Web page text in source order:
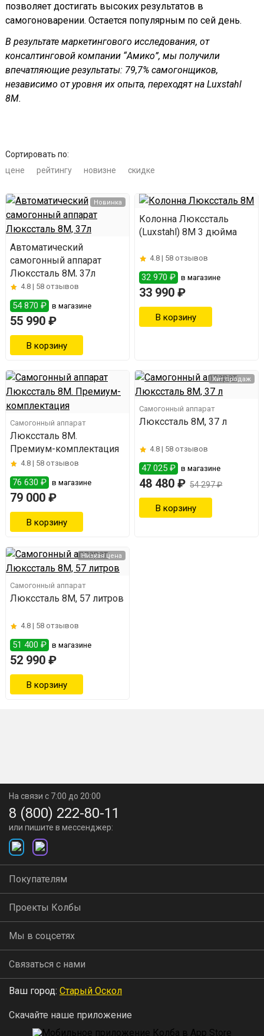
позволяет достигать высоких результатов в
самогоноварении. Остается популярным по сей день.
В результате маркетингового исследования, от
консалтинговой компании “Амико”, мы получили
впечатляющие результаты: 79,7% самогонщиков,
независимо от уровня их опыта, переходят на Luxstahl
8M.
Сортировать по:
цене
рейтингу новизне скидке
Новинка
Автоматический
самогонный аппарат
Люкссталь 8М, 37л
4.8 | 58 отзывов
54 870 ₽ в магазине
55 990 ₽
Колонна Люкссталь
(Luxstahl) 8М 3 дюйма
4.8 | 58 отзывов
32 970 ₽ в магазине
33 990 ₽
Самогонный аппарат
Люкссталь 8M.
Премиум-комплектация
4.8 | 58 отзывов
76 630 ₽ в магазине
79 000 ₽
Хит продаж
Самогонный аппарат
Люкссталь 8М, 37 л
4.8 | 58 отзывов
47 025 ₽ в магазине
48 480 ₽ 54 297 ₽
Низкая цена
Самогонный аппарат
Люкссталь 8М, 57 литров
4.8 | 58 отзывов
51 400 ₽ в магазине
52 990 ₽
На связи с 7:00 до 20:00
8 (800) 222-80-11
или пишите в мессенджер:
Покупателям
Проекты Колбы
Мы в соцсетях
Связаться с нами
Ваш город: Старый Оскол
Скачайте наше приложение